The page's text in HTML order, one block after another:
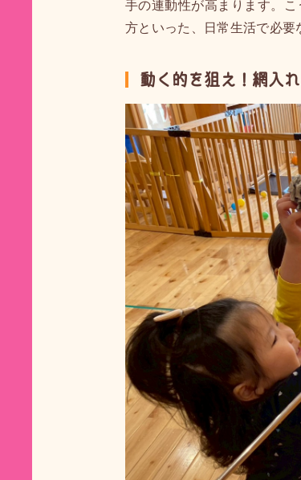
手の連動性が高まります。
方といった、日常生活で必要
動く的を狙え！網入